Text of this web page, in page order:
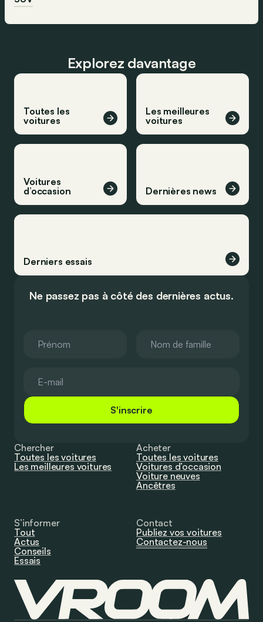
Explorez davantage
Toutes les
voitures
Les meilleures
voitures
Voitures
d’occasion
Dernières news
Derniers essais
Ne passez pas à côté des dernières actus.
S'inscrire
Chercher
Toutes les voitures
Les meilleures voitures
Acheter
Toutes les voitures
Voitures d’occasion
Voiture neuves
Ancêtres
S’informer
Tout
Actus
Conseils
Essais
Contact
Publiez vos voitures
Contactez-nous